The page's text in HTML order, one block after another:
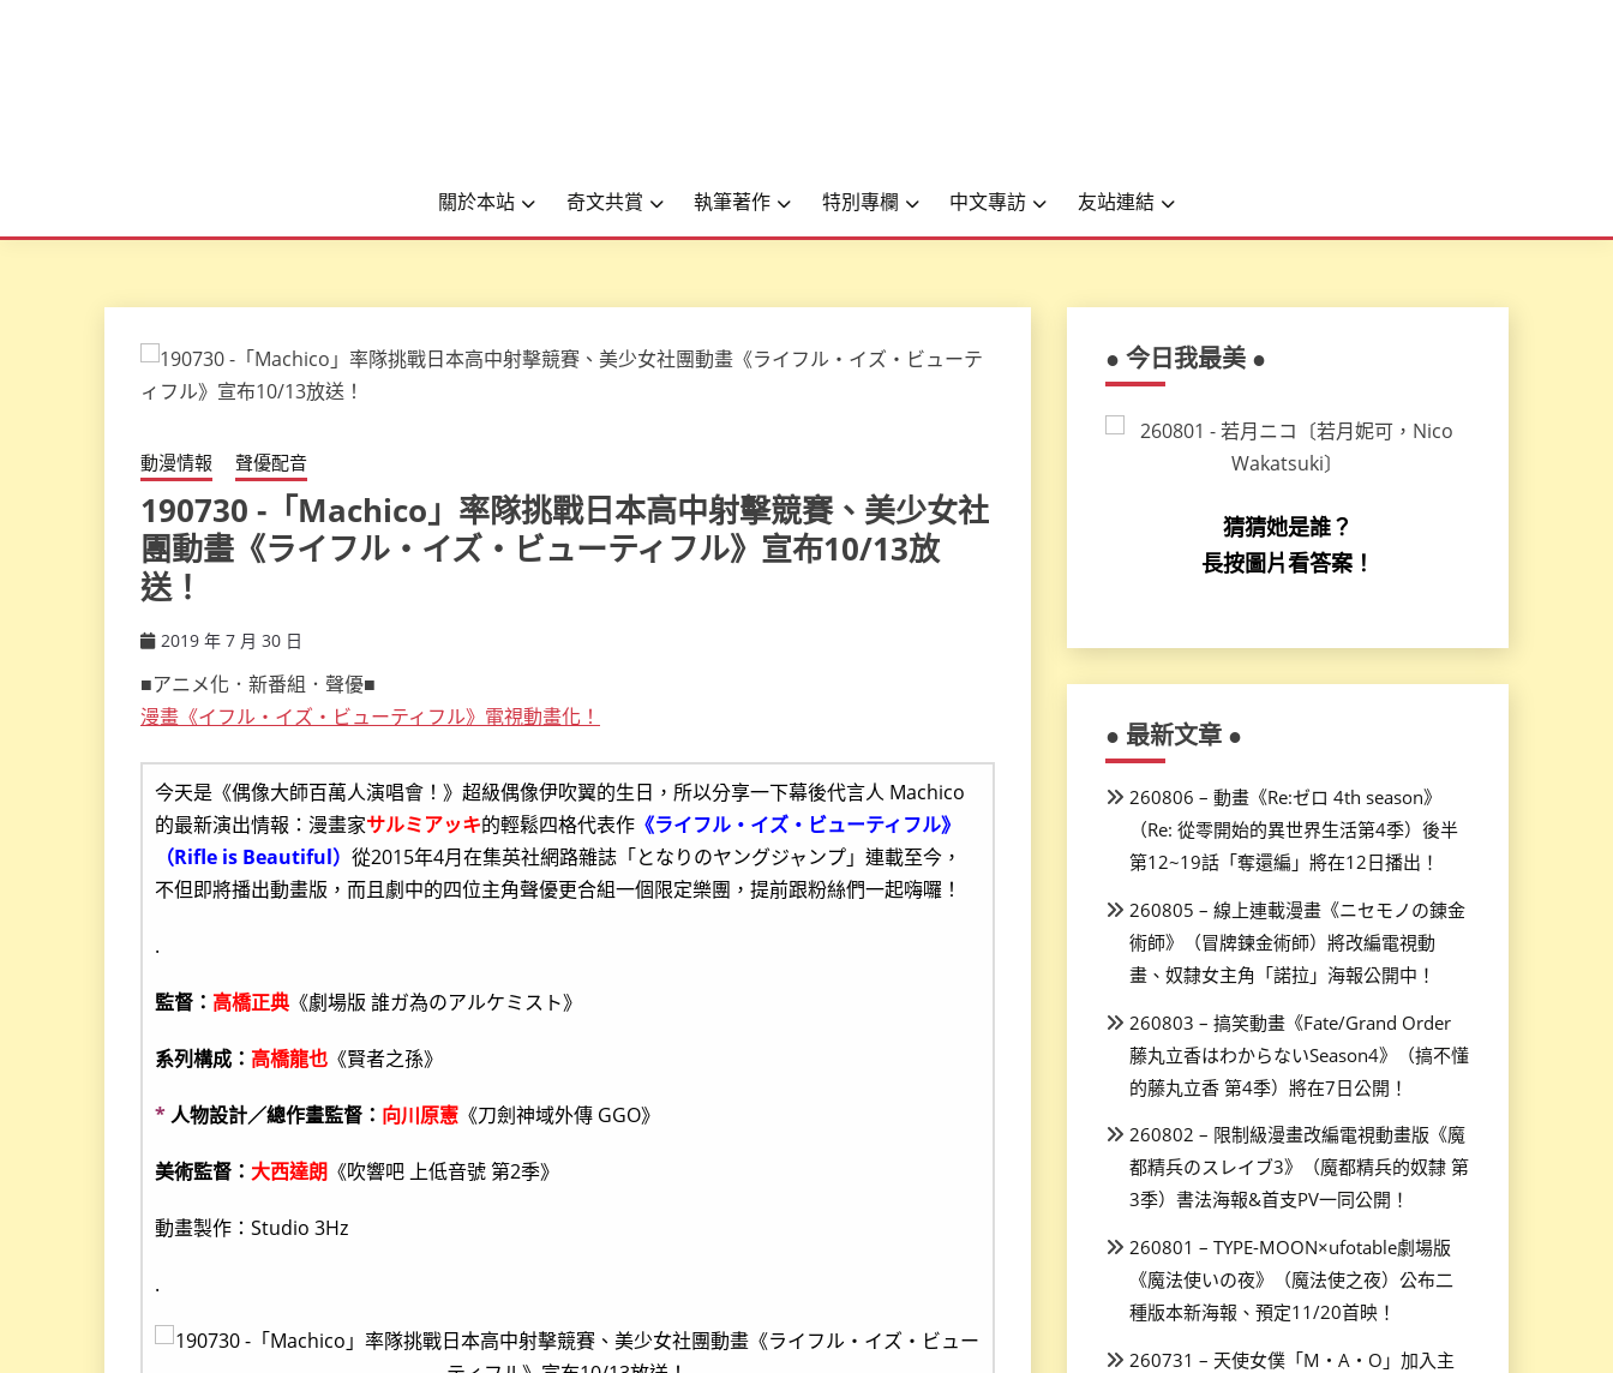
關於本站 奇文共賞 執筆著作 特別專欄 中文專訪 友站連結
動漫情報 聲優配音
190730 -「Machico」率隊挑戰日本高中射擊競賽、美少女社
團動畫《ライフル・イズ・ビューティフル》宣布10/13放
送！
2019 年 7 月 30 日
■アニメ化．新番組．聲優■
漫畫《イフル・イズ・ビューティフル》電視動畫化！
今天是《偶像大師百萬人演唱會！》超級偶像伊吹翼的生日，所以分享一下幕後代言人 Machico
的最新演出情報：漫畫家サルミアッキ的輕鬆四格代表作 《ライフル・イズ・ビューティフル》
（Rifle is Beautiful） 從2015年4月在集英社網路雜誌「となりのヤングジャンプ」連載至今，
不但即將播出動畫版，而且劇中的四位主角聲優更合組一個限定樂團，提前跟粉絲們一起嗨囉！
.
監督： 高橋正典 《劇場版 誰ガ為のアルケミスト》
系列構成： 高橋龍也 《賢者之孫》
*人物設計／總作畫監督： 向川原憲 《刀劍神域外傳 GGO》
美術監督： 大西達朗 《吹響吧 上低音號 第2季》
動畫製作：Studio 3Hz
.
● 今日我最美 ●
猜猜她是誰？
長按圖片看答案！
● 最新文章 ●
260806 – 動畫《Re:ゼロ 4th season》
（Re: 從零開始的異世界生活第4季）後半
第12~19話「奪還編」將在12日播出！
260805 – 線上連載漫畫《ニセモノの錬金
術師》（冒牌鍊金術師）將改編電視動
畫、奴隸女主角「諾拉」海報公開中！
260803 – 搞笑動畫《Fate/Grand Order
藤丸立香はわからないSeason4》（搞不懂
的藤丸立香 第4季）將在7日公開！
260802 – 限制級漫畫改編電視動畫版《魔
都精兵のスレイブ3》（魔都精兵的奴隸 第
3季）書法海報&首支PV一同公開！
260801 – TYPE-MOON×ufotable劇場版
《魔法使いの夜》（魔法使之夜）公布二
種版本新海報、預定11/20首映！
260731 – 天使女僕「M・A・O」加入主